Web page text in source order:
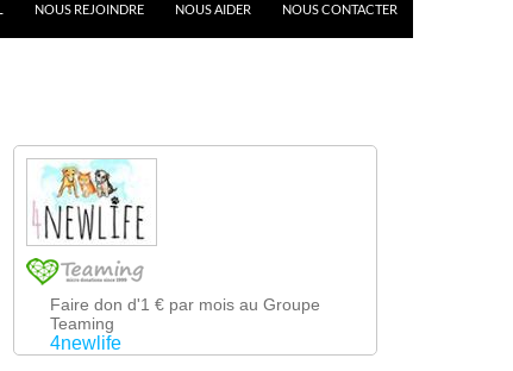
NOUS REJOINDRE NOUS AIDER NOUS CONTACTER